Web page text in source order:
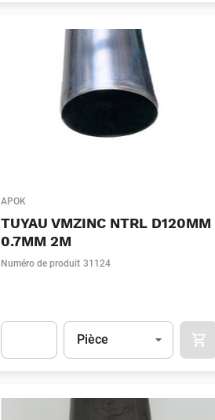
APOK
TUYAU VMZINC NTRL D120MM
0.7MM 2M
Numéro de produit 31124
Unité
Pièce